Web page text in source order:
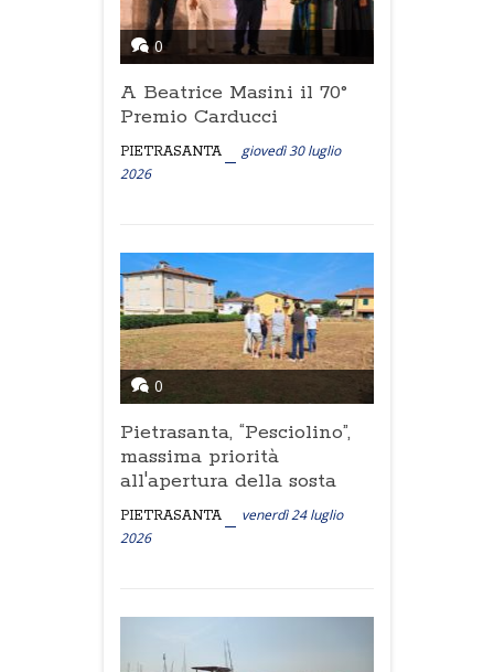
0
A Beatrice Masini il 70°
Premio Carducci
PIETRASANTA
giovedì 30 luglio
2026
0
Pietrasanta, “Pesciolino”,
massima priorità
all'apertura della sosta
PIETRASANTA
venerdì 24 luglio
2026